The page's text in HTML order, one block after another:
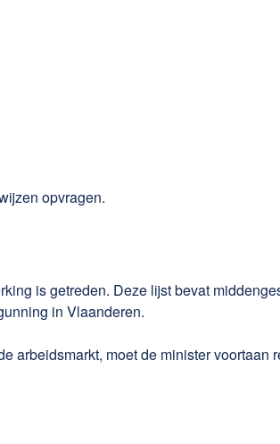
opvragen.
is getreden. Deze lijst bevat
in Vlaanderen.
arbeidsmarkt, moet de minister voortaan